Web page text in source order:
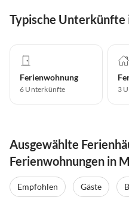
Typische
Ferienwohnung
6 Unterkünfte 3
Ausgewählte
Ferienwohnungen in
Empfohlen Gäste